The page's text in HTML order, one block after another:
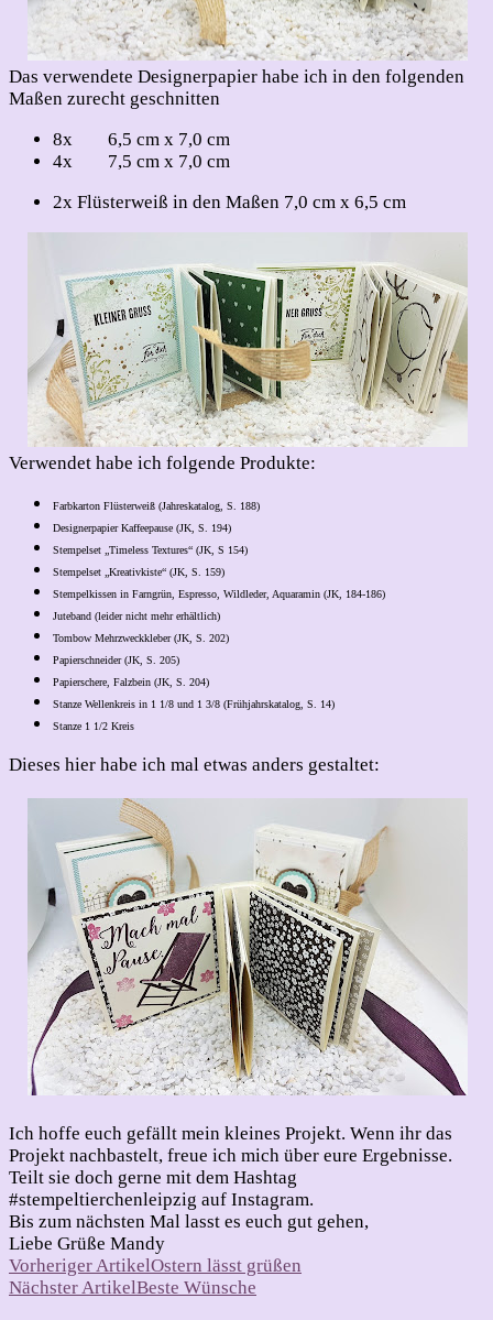
Das verwendete Designerpapier habe ich in den folgenden
Maßen zurecht geschnitten
8x 6,5 cm x 7,0 cm
4x 7,5 cm x 7,0 cm
2x Flüsterweiß in den Maßen 7,0 cm x 6,5 cm
Verwendet habe ich folgende Produkte:
Farbkarton Flüsterweiß (Jahreskatalog, S. 188)
Designerpapier Kaffeepause (JK, S. 194)
Stempelset „Timeless Textures“ (JK, S 154)
Stempelset „Kreativkiste“ (JK, S. 159)
Stempelkissen in Farngrün, Espresso, Wildleder, Aquaramin (JK, 184-186)
Juteband (leider nicht mehr erhältlich)
Tombow Mehrzweckkleber (JK, S. 202)
Papierschneider (JK, S. 205)
Papierschere, Falzbein (JK, S. 204)
Stanze Wellenkreis in 1 1/8 und 1 3/8 (Frühjahrskatalog, S. 14)
Stanze 1 1/2 Kreis
Dieses hier habe ich mal etwas anders gestaltet:
Ich hoffe euch gefällt mein kleines Projekt. Wenn ihr das
Projekt nachbastelt, freue ich mich über eure Ergebnisse.
Teilt sie doch gerne mit dem Hashtag
#stempeltierchenleipzig auf Instagram.
Bis zum nächsten Mal lasst es euch gut gehen,
Liebe Grüße Mandy
Beitragsnavigation
Vorheriger ArtikelOstern lässt grüßen
Nächster ArtikelBeste Wünsche